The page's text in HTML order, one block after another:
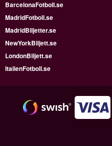
BarcelonaFotboll.se
MadridFotboll.se
MadridBiljetter.se
NewYorkBiljett.se
LondonBiljett.se
ItalienFotboll.se